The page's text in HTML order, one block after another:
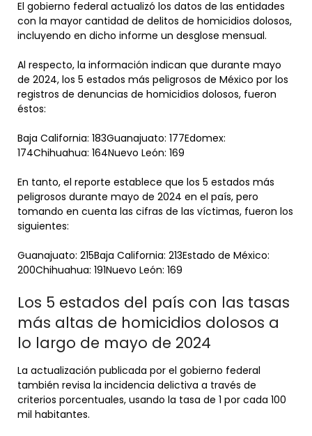
El gobierno federal actualizó los datos de las entidades
con la mayor cantidad de delitos de homicidios dolosos,
incluyendo en dicho informe un desglose mensual.
Al respecto, la información indican que durante mayo
de 2024, los 5 estados más peligrosos de México por los
registros de denuncias de homicidios dolosos, fueron
éstos:
Baja California: 183Guanajuato: 177Edomex:
174Chihuahua: 164Nuevo León: 169
En tanto, el reporte establece que los 5 estados más
peligrosos durante mayo de 2024 en el país, pero
tomando en cuenta las cifras de las víctimas, fueron los
siguientes:
Guanajuato: 215Baja California: 213Estado de México:
200Chihuahua: 191Nuevo León: 169
Los 5 estados del país con las tasas
más altas de homicidios dolosos a
lo largo de mayo de 2024
La actualización publicada por el gobierno federal
también revisa la incidencia delictiva a través de
criterios porcentuales, usando la tasa de 1 por cada 100
mil habitantes.